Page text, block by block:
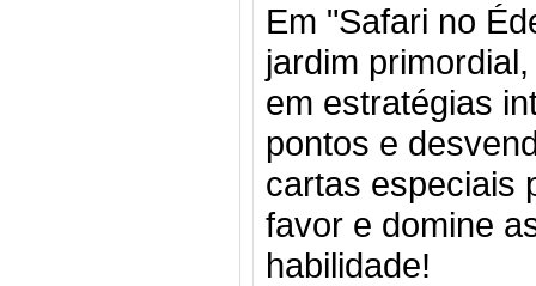
Em "Safari no
jardim
em estratégias
pontos e
cartas especiais
favor e domine
habilidade!